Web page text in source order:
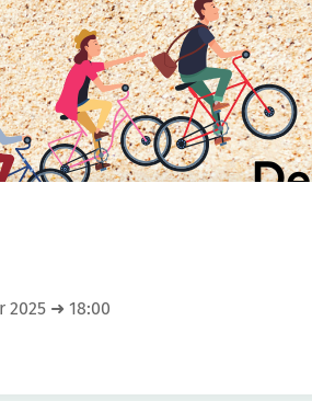
2025 ➜ 18:00